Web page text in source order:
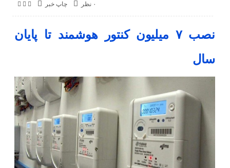
چاپ خبر ۰ نظر
نصب ۷ میلیون کنتور هوشمند تا پایان
سال